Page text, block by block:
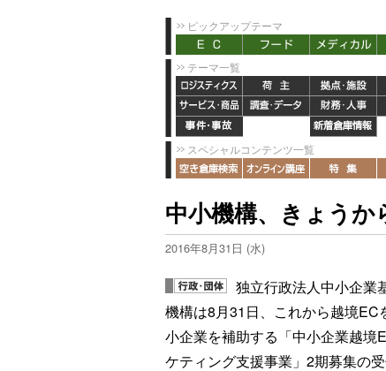
ピックアップテーマ
テーマ一覧
スペシャルコンテンツ一覧
中小機構、きょうか
2016年8月31日 (水)
独立行政法人中小企業
機構は8月31日、これから越境EC
小企業を補助する「中小企業越境
ケティング支援事業」2期募集の